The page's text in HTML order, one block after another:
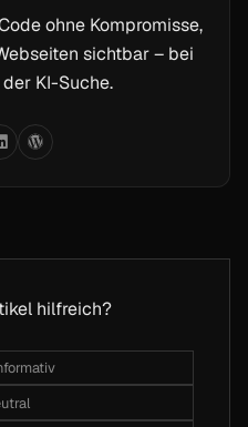
ohne Kompromisse,
sichtbar – bei
KI-Suche.
hilfreich?